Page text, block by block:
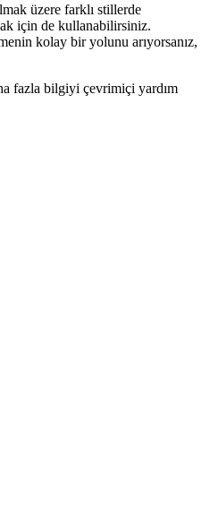
üzere farklı stillerde
için de kullanabilirsiniz.
kolay bir yolunu arıyorsanız,
fazla bilgiyi çevrimiçi yardım